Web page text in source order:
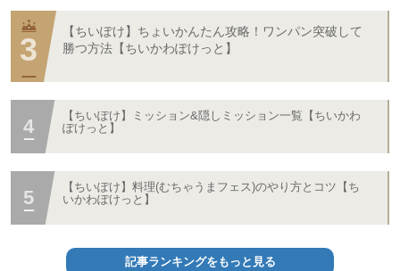
【ちいぽけ】ちょいかんたん攻略！ワンパン突破して
勝つ方法【ちいかわぽけっと】
【ちいぽけ】ミッション&隠しミッション一覧【ちいかわ
ぽけっと】
【ちいぽけ】料理(むちゃうまフェス)のやり方とコツ【ち
いかわぽけっと】
記事ランキングをもっと見る